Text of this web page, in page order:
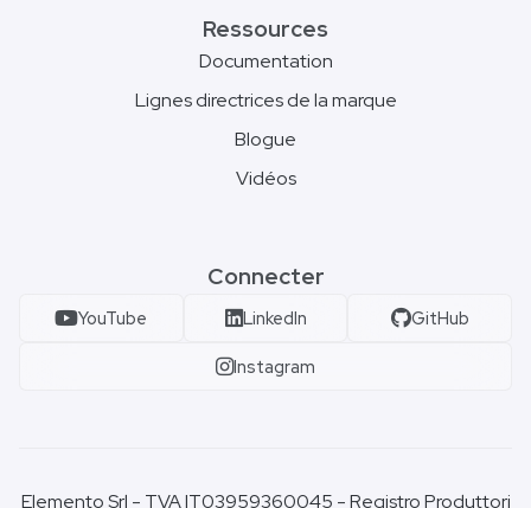
Ressources
Documentation
Lignes directrices de la marque
Blogue
Vidéos
Connecter
YouTube LinkedIn GitHub
Instagram
Elemento Srl - TVA IT03959360045 - Registro Produttori